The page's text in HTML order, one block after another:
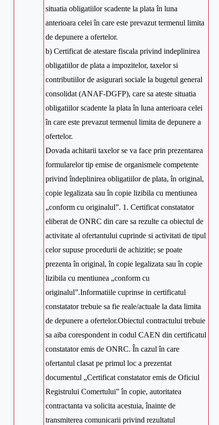
situatia obligatiilor scadente la plata în luna
anterioara celei în care este prevazut termenul limita
de depunere a ofertelor.
b) Certificat de atestare fiscala privind indeplinirea
obligatiilor de plata a impozitelor, taxelor si
contributiilor de asigurari sociale la bugetul general
consolidat (ANAF-DGFP), care sa ateste situatia
obligatiilor scadente la plata în luna anterioara celei
în care este prevazut termenul limita de depunere a
ofertelor.
Dovada achitarii taxelor se va face prin prezentarea
formularelor tip emise de organismele competente
privind îndeplinirea obligatiilor de plata, în original,
copie legalizata sau în copie lizibila cu mentiunea
„conform cu originalul”. 1. Certificat constatator
eliberat de ONRC din care sa rezulte ca obiectul de
activitate al ofertantului cuprinde si activitati de tipul
celor supuse procedurii de achizitie; se poate
prezenta în original, în copie legalizata sau în copie
lizibila cu mentiunea „conform cu
originalul”.Informatiile cuprinse in certificatul
constatator trebuie sa fie reale/actuale la data limita
de depunere a ofertelor.Obiectul contractului trebuie
sa aiba corespondent in codul CAEN din certificatul
constatator emis de ONRC. În cazul în care
ofertantul clasat pe primul loc a prezentat
documentul „Certificat constatator emis de Oficiul
Registrului Comertului” în copie, autoritatea
contractanta va solicita acestuia, înainte de
transmiterea comunicarii privind rezultatul